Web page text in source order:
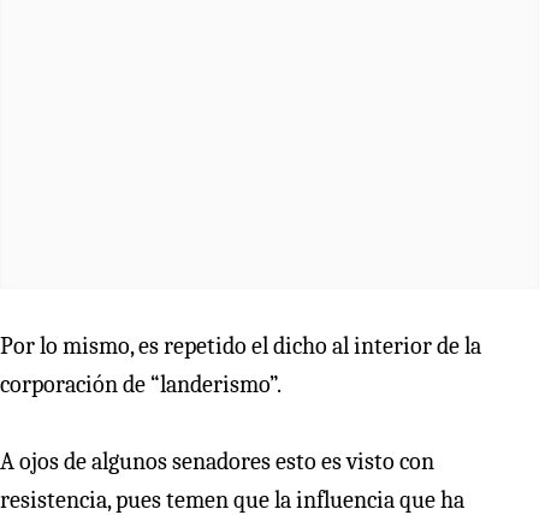
Por lo mismo, es repetido el dicho al interior de la
corporación de “landerismo”.
A ojos de algunos senadores esto es visto con
resistencia, pues temen que la influencia que ha